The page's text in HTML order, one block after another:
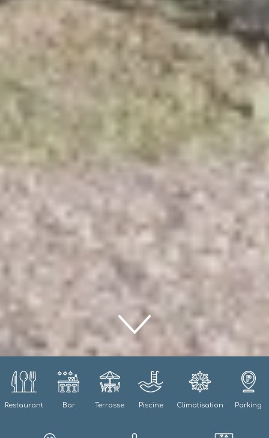
Restaurant Bar Terrasse Piscine Climatisation Parking